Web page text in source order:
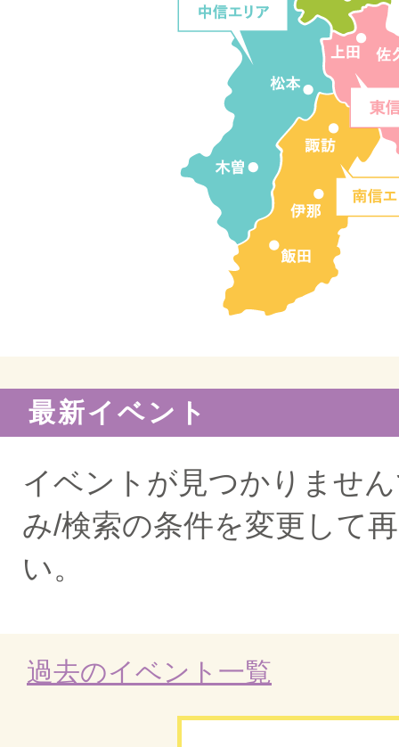
最新イベント
イベントが見つかりませ
み/検索の条件を変更して
い。
過去のイベント一覧